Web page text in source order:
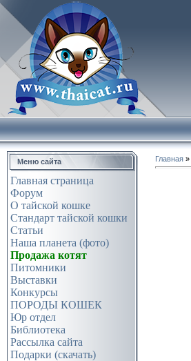
Меню сайта
Главная страница
Форум
О тайской кошке
Стандарт тайской кошки
Статьи
Наша планета (фото)
Продажа котят
Питомники
Выставки
Конкурсы
ПОРОДЫ КОШЕК
Юр отдел
Библиотека
Рассылка сайта
Подарки (скачать)
Главная »